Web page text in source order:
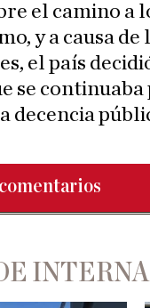
el camino a
y a causa
el país
se
decencia
comentarios